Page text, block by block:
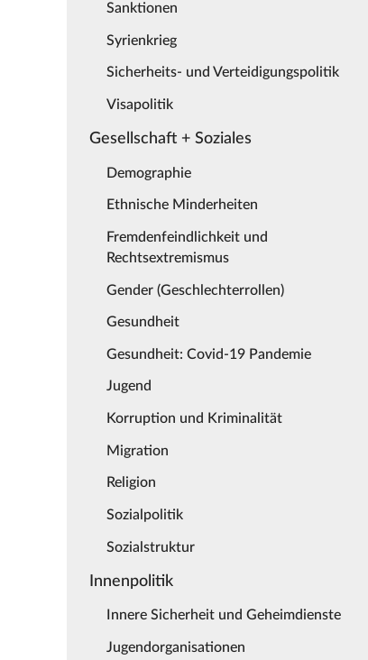
Sanktionen
Syrienkrieg
Sicherheits- und Verteidigungspolitik
Visapolitik
Gesellschaft + Soziales
Demographie
Ethnische Minderheiten
Fremdenfeindlichkeit und
Rechtsextremismus
Gender (Geschlechterrollen)
Gesundheit
Gesundheit: Covid-19 Pandemie
Jugend
Korruption und Kriminalität
Migration
Religion
Sozialpolitik
Sozialstruktur
Innenpolitik
Innere Sicherheit und Geheimdienste
Jugendorganisationen